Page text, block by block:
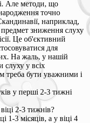
Але методи, що
точно
наприклад,
зниження слуху
Це об'єктивний
для
На жаль, у нашій
слуху у всіх
треба бути уважними і
у перші 2-3 тижні
2-3 тижнів?
1-3 місяців, а у віці 4